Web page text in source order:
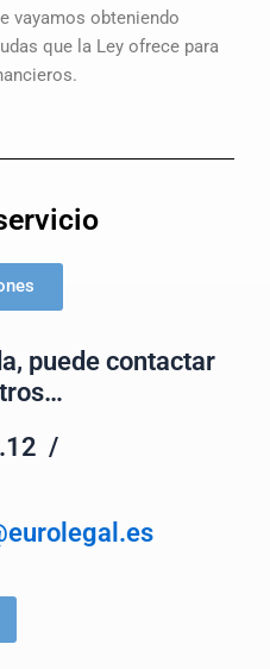
vayamos obteniendo
que la Ley ofrece para
puede contactar
/